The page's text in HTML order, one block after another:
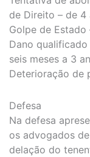
de Direito – de 4
Golpe de Estado
Dano
seis meses a 3
Deterioração de
Defesa
Na defesa
os advogados
delação do